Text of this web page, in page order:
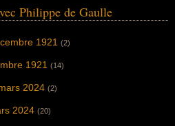
Philippe de Gaulle
1921 (2)
1921 (14)
2024 (2)
2024 (20)